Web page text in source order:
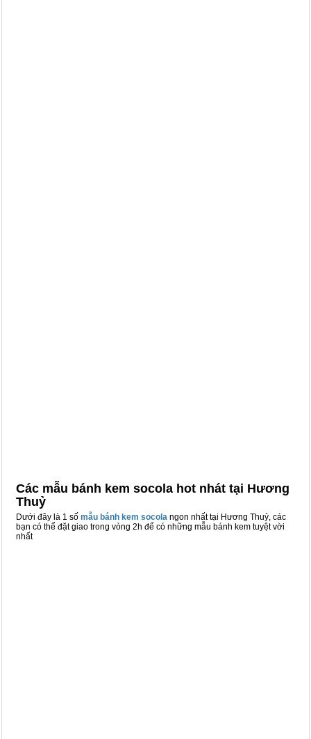
Các mẫu bánh kem socola hot nhát tại Hương
Thuỷ
Dưới đây là 1 số mẫu bánh kem socola ngon nhất tại Hương Thuỷ, các
bạn có thể đặt giao trong vòng 2h để có những mẫu bánh kem tuyệt vời
nhất